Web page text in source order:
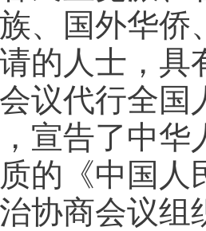
、国外华侨
的人士，具
议代行全国
宣告了中华
的《中国人
协商会议组